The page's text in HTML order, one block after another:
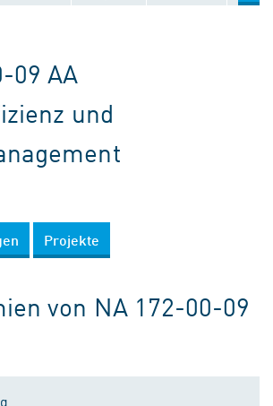
09 AA
und
Projekte
von NA 172-00-09